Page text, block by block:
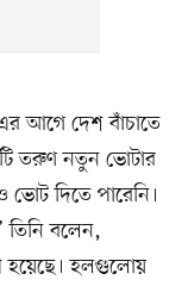
আগে দেশ বাঁচাতে
তরুণ নতুন ভোটার
দিতে পারেনি।
তিনি বলেন,
হয়েছে। হলগুলোয়